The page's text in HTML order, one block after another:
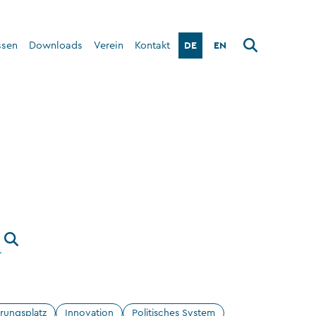
Downloads Verein Kontakt DE EN
Innovation Politisches System